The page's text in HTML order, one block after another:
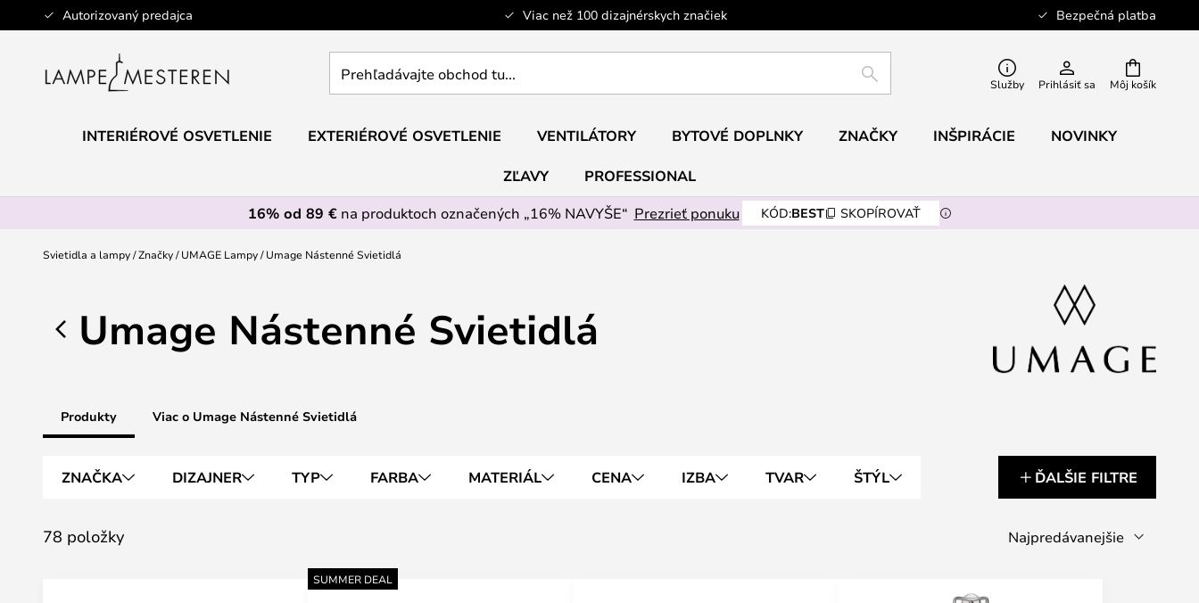
Autorizovaný predajca Viac než 100 dizajnérskych značiek Bezpečná platba
Skip
to
Môj košík
obchod
HĽADAŤ Služby Prihlásiť sa
INTERIÉROVÉ OSVETLENIE EXTERIÉROVÉ OSVETLENIE VENTILÁTORY BYTOVÉ DOPLNKY ZNAČKY INŠPIRÁCIE NOVINKY
ZĽAVY
PROFESSIONAL
16% od 89 €na produktoch označených „16% NAVYŠE“ Prezrieť ponuku KÓD:BEST SKOPÍROVAŤ
Svietidla a lampy Značky UMAGE Lampy Umage Nástenné Svietidlá
Umage Nástenné Svietidlá
Produkty Viac o Umage Nástenné Svietidlá
ZNAČKA DIZAJNER TYP FARBA MATERIÁL CENA IZBA TVAR ŠTÝL ĎALŠIE FILTRE
78 položky
SUMMER DEAL